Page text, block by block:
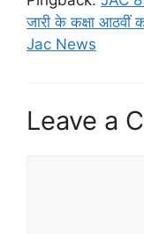
जारी के कक्षा आठवीं
Jac News
Leave a